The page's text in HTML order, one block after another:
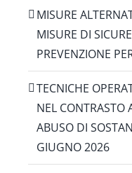
MISURE
MISURE DI
PREVENZIONE
TECNICHE
NEL CONTRASTO
ABUSO DI
GIUGNO 2026